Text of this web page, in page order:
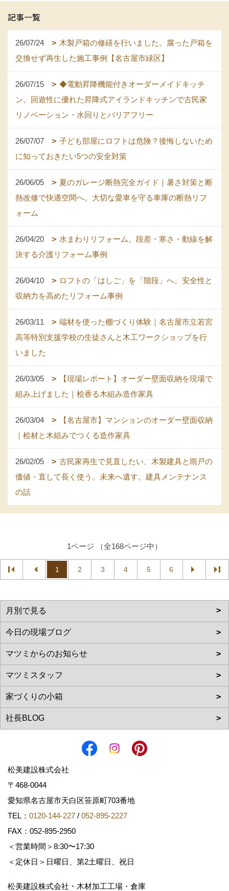
記事一覧
26/07/24
木製戸箱の修繕を行いました。腐った戸箱を
交換せず再生した施工事例【名古屋市緑区】
26/07/15
◆電動昇降機能付きオーダーメイドキッチ
ン。回遊性に優れた昇降式アイランドキッチンで古民家
リノベーション・水回りとバリアフリー
26/07/07
子ども部屋にロフトは危険？後悔しないため
に知っておきたい5つの安全対策
26/06/05
夏のガレージ断熱完全ガイド｜暑さ対策と断
熱改修で快適空間へ。大切な愛車を守る車庫の断熱リフ
ォーム
26/04/20
水まわりリフォーム。段差・寒さ・動線を解
決する介護リフォーム事例
26/04/10
ロフトの「はしご」を「階段」へ。安全性と
収納力を高めたリフォーム事例
26/03/11
端材を使った棚づくり体験｜名古屋市立若宮
高等特別支援学校の生徒さんと木工ワークショップを行
いました
26/03/05
【現場レポート】オーダー壁面収納を現場で
組み上げました｜桧香る木組み造作家具
26/03/04
【名古屋市】マンションのオーダー壁面収納
｜桧材と木組みでつくる造作家具
26/02/05
古民家再生で見直したい、木製建具と雨戸の
価値・直して長く使う。未来へ遺す。建具メンテナンス
の話
1ページ （全168ページ中）
1 2 3 4 5 6
松美建設株式会社
〒468-0044
愛知県名古屋市天白区笹原町703番地
TEL： 0120-144-227 / 052-895-2227
FAX：052-895-2950
＜営業時間＞8:30〜17:30
＜定休日＞日曜日、第2土曜日、祝日
松美建設株式会社・木材加工工場・倉庫